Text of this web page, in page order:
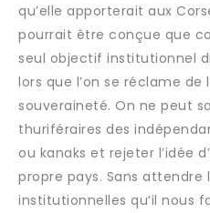
qu’elle apporterait aux
pourrait être conçue que
seul objectif institutionnel
lors que l’on se réclame de
souveraineté. On ne peut
thuriféraires des
ou kanaks et rejeter l’idée
propre pays. Sans attendre
institutionnelles qu’il nous